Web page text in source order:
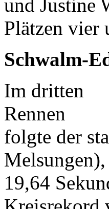
und Justine
Plätzen vier
Schwalm-
Im dritten
Rennen
folgte der
19,64